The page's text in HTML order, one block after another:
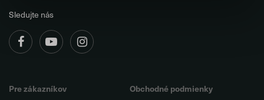
Sledujte nás
Pre zákazníkov Obchodné podmienky